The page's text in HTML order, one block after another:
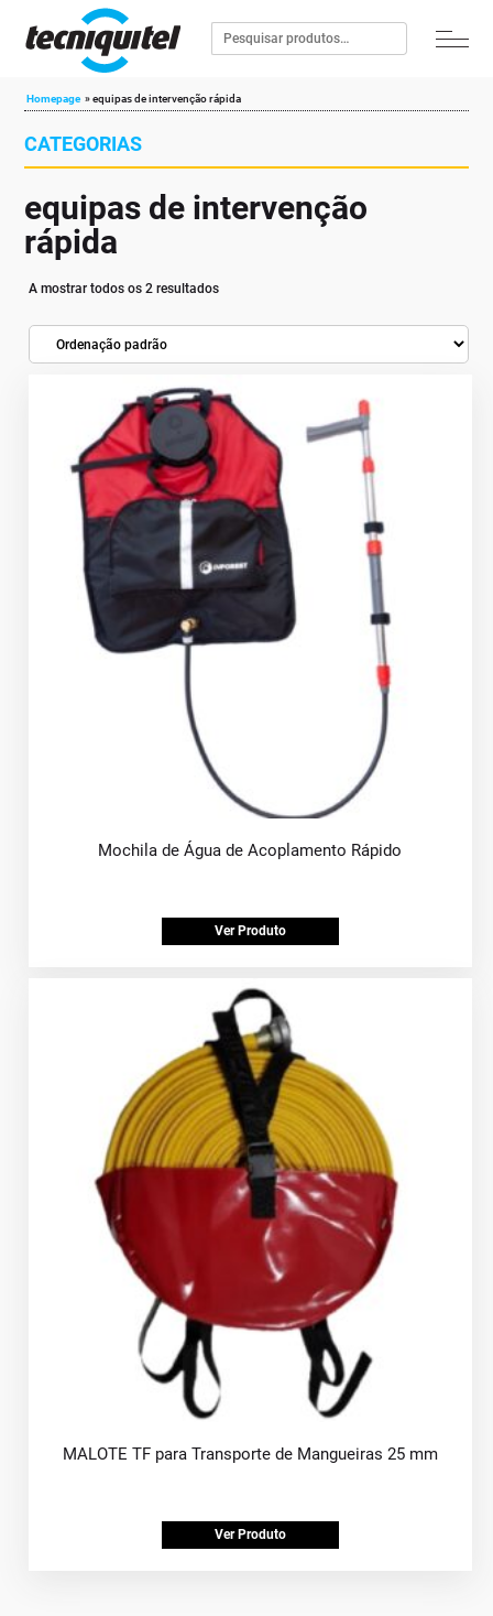
Homepage »equipas de intervenção rápida
CATEGORIAS
equipas de intervenção
rápida
A mostrar todos os 2 resultados
Mochila de Água de Acoplamento Rápido
Ver Produto
MALOTE TF para Transporte de Mangueiras 25 mm
Ver Produto